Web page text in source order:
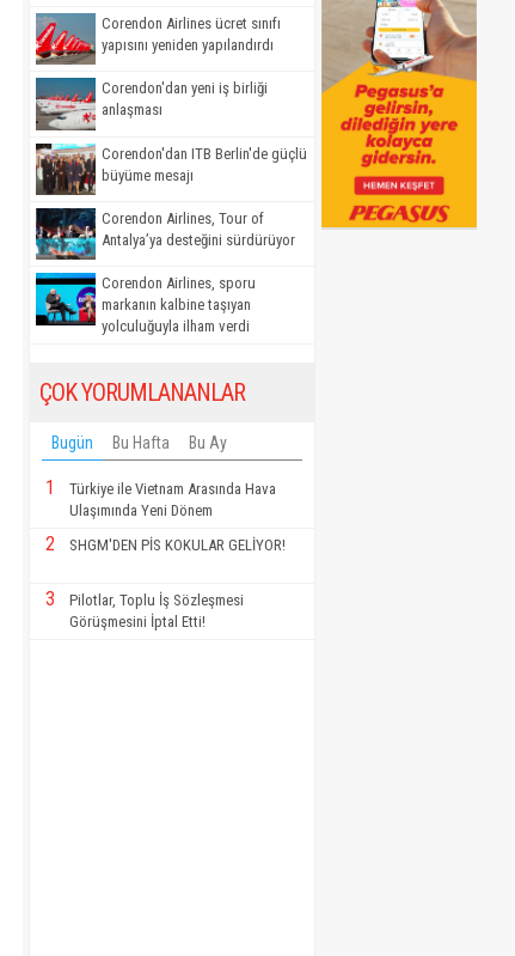
Corendon Airlines ücret sınıfı
yapısını yeniden yapılandırdı
Corendon'dan yeni iş birliği
anlaşması
Corendon'dan ITB Berlin'de güçlü
büyüme mesajı
Corendon Airlines, Tour of
Antalya’ya desteğini sürdürüyor
Corendon Airlines, sporu
markanın kalbine taşıyan
yolculuğuyla ilham verdi
ÇOK YORUMLANANLAR
Bugün Bu Hafta Bu Ay
1
Türkiye ile Vietnam Arasında Hava
Ulaşımında Yeni Dönem
2 SHGM'DEN PİS KOKULAR GELİYOR!
3
Pilotlar, Toplu İş Sözleşmesi
Görüşmesini İptal Etti!